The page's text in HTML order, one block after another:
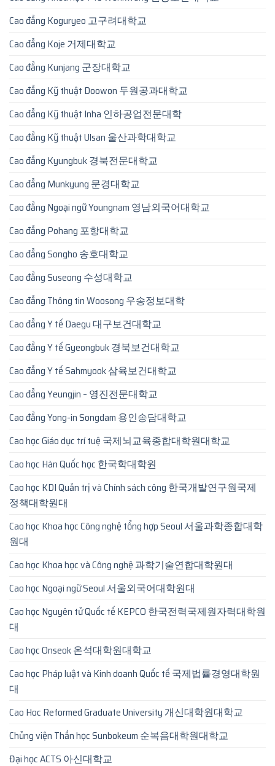
Cao đẳng Koguryeo 고구려대학교
Cao đẳng Koje 거제대학교
Cao đẳng Kunjang 군장대학교
Cao đẳng Kỹ thuật Doowon 두원공과대학교
Cao đẳng Kỹ thuật Inha 인하공업전문대학
Cao đẳng Kỹ thuật Ulsan 울산과학대학교
Cao đẳng Kyungbuk 경북전문대학교
Cao đẳng Munkyung 문경대학교
Cao đẳng Ngoại ngữ Youngnam 영남외국어대학교
Cao đẳng Pohang 포항대학교
Cao đẳng Songho 송호대학교
Cao đẳng Suseong 수성대학교
Cao đẳng Thông tin Woosong 우송정보대학
Cao đẳng Y tế Daegu 대구보건대학교
Cao đẳng Y tế Gyeongbuk 경북보건대학교
Cao đẳng Y tế Sahmyook 삼육보건대학교
Cao đẳng Yeungjin – 영진전문대학교
Cao đẳng Yong-in Songdam 용인송담대학교
Cao học Giáo dục trí tuệ 국제뇌교육종합대학원대학교
Cao học Hàn Quốc học 한국학대학원
Cao học KDI Quản trị và Chính sách công 한국개발연구원국제
정책대학원대
Cao học Khoa học Công nghệ tổng hợp Seoul 서울과학종합대학
원대
Cao học Khoa học và Công nghệ 과학기술연합대학원대
Cao học Ngoại ngữ Seoul 서울외국어대학원대
Cao học Nguyên tử Quốc tế KEPCO 한국전력국제원자력대학원
대
Cao học Onseok 온석대학원대학교
Cao học Pháp luật và Kinh doanh Quốc tế 국제법률경영대학원
대
Cao Hoc Reformed Graduate University 개신대학원대학교
Chủng viện Thần học Sunbokeum 순복음대학원대학교
Đại học ACTS 아신대학교